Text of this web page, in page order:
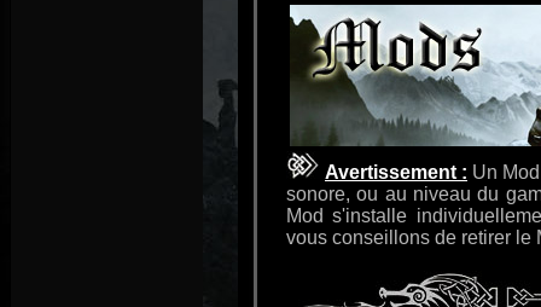
Avertissement : Un
sonore, ou au niveau du
Mod s'installe
vous conseillons de retirer le